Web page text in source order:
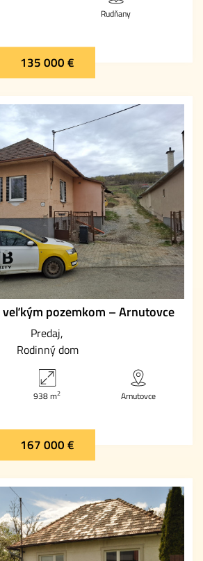
Rudňany
135 000 €
veľkým pozemkom – Arnutovce
Predaj
Rodinný dom
938 m2 Arnutovce
167 000 €